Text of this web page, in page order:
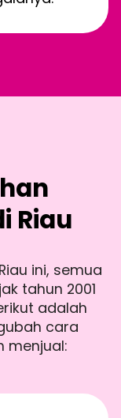
Riau
ini, semua
tahun 2001
adalah
cara
menjual: